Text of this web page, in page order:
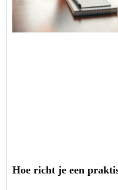
Hoe richt je een